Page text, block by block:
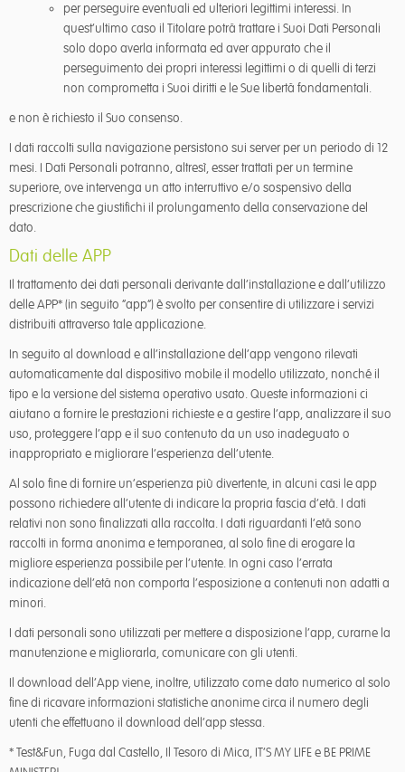
per perseguire eventuali ed ulteriori legittimi interessi. In
quest’ultimo caso il Titolare potrà trattare i Suoi Dati Personali
solo dopo averla informata ed aver appurato che il
perseguimento dei propri interessi legittimi o di quelli di terzi
non comprometta i Suoi diritti e le Sue libertà fondamentali.
e non è richiesto il Suo consenso.
I dati raccolti sulla navigazione persistono sui server per un periodo di 12
mesi. I Dati Personali potranno, altresì, esser trattati per un termine
superiore, ove intervenga un atto interruttivo e/o sospensivo della
prescrizione che giustifichi il prolungamento della conservazione del
dato.
Dati delle APP
Il trattamento dei dati personali derivante dall’installazione e dall’utilizzo
delle APP* (in seguito “app”) è svolto per consentire di utilizzare i servizi
distribuiti attraverso tale applicazione.
In seguito al download e all’installazione dell’app vengono rilevati
automaticamente dal dispositivo mobile il modello utilizzato, nonché il
tipo e la versione del sistema operativo usato. Queste informazioni ci
aiutano a fornire le prestazioni richieste e a gestire l’app, analizzare il suo
uso, proteggere l’app e il suo contenuto da un uso inadeguato o
inappropriato e migliorare l’esperienza dell’utente.
Al solo fine di fornire un’esperienza più divertente, in alcuni casi le app
possono richiedere all’utente di indicare la propria fascia d’età. I dati
relativi non sono finalizzati alla raccolta. I dati riguardanti l’età sono
raccolti in forma anonima e temporanea, al solo fine di erogare la
migliore esperienza possibile per l’utente. In ogni caso l’errata
indicazione dell’età non comporta l’esposizione a contenuti non adatti a
minori.
I dati personali sono utilizzati per mettere a disposizione l’app, curarne la
manutenzione e migliorarla, comunicare con gli utenti.
Il download dell’App viene, inoltre, utilizzato come dato numerico al solo
fine di ricavare informazioni statistiche anonime circa il numero degli
utenti che effettuano il download dell’app stessa.
* Test&Fun, Fuga dal Castello, Il Tesoro di Mica, IT’S MY LIFE e BE PRIME